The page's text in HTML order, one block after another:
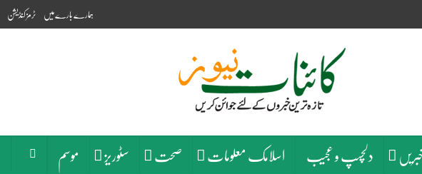
ہمارے بارے میں ٹرمز کنڈیشن
دلچسپ و عجیب اسلامک معلومات صحت سٹوریز موسم